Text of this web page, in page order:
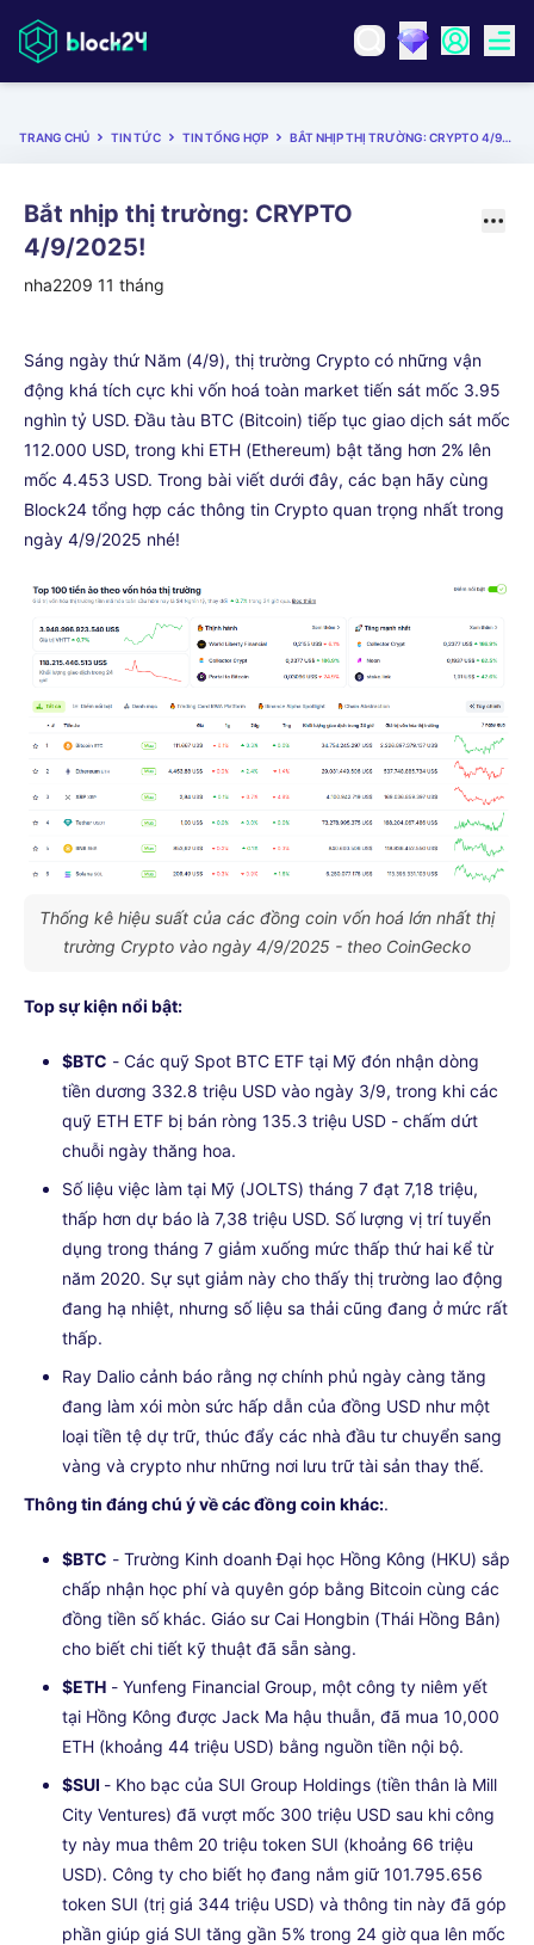
TRANG CHỦ TIN TỨC TIN TỔNG HỢP BẮT NHỊP THỊ TRƯỜNG: CRYPTO 4/9/2025!
Bắt nhịp thị trường: CRYPTO
4/9/2025!
nha2209 11 tháng
Sáng ngày thứ Năm (4/9), thị trường Crypto có những vận
động khá tích cực khi vốn hoá toàn market tiến sát mốc 3.95
nghìn tỷ USD. Đầu tàu BTC (Bitcoin) tiếp tục giao dịch sát mốc
112.000 USD, trong khi ETH (Ethereum) bật tăng hơn 2% lên
mốc 4.453 USD. Trong bài viết dưới đây, các bạn hãy cùng
Block24 tổng hợp các thông tin Crypto quan trọng nhất trong
ngày 4/9/2025 nhé!
Thống kê hiệu suất của các đồng coin vốn hoá lớn nhất thị
trường Crypto vào ngày 4/9/2025 - theo CoinGecko
Top sự kiện nổi bật:
$BTC - Các quỹ Spot BTC ETF tại Mỹ đón nhận dòng
tiền dương 332.8 triệu USD vào ngày 3/9, trong khi các
quỹ ETH ETF bị bán ròng 135.3 triệu USD - chấm dứt
chuỗi ngày thăng hoa.
Số liệu việc làm tại Mỹ (JOLTS) tháng 7 đạt 7,18 triệu,
thấp hơn dự báo là 7,38 triệu USD. Số lượng vị trí tuyển
dụng trong tháng 7 giảm xuống mức thấp thứ hai kể từ
năm 2020. Sự sụt giảm này cho thấy thị trường lao động
đang hạ nhiệt, nhưng số liệu sa thải cũng đang ở mức rất
thấp.
Ray Dalio cảnh báo rằng nợ chính phủ ngày càng tăng
đang làm xói mòn sức hấp dẫn của đồng USD như một
loại tiền tệ dự trữ, thúc đẩy các nhà đầu tư chuyển sang
vàng và crypto như những nơi lưu trữ tài sản thay thế.
Thông tin đáng chú ý về các đồng coin khác:.
$BTC - Trường Kinh doanh Đại học Hồng Kông (HKU) sắp
chấp nhận học phí và quyên góp bằng Bitcoin cùng các
đồng tiền số khác. Giáo sư Cai Hongbin (Thái Hồng Bân)
cho biết chi tiết kỹ thuật đã sẵn sàng.
$ETH - Yunfeng Financial Group, một công ty niêm yết
tại Hồng Kông được Jack Ma hậu thuẫn, đã mua 10,000
ETH (khoảng 44 triệu USD) bằng nguồn tiền nội bộ.
$SUI - Kho bạc của SUI Group Holdings (tiền thân là Mill
City Ventures) đã vượt mốc 300 triệu USD sau khi công
ty này mua thêm 20 triệu token SUI (khoảng 66 triệu
USD). Công ty cho biết họ đang nắm giữ 101.795.656
token SUI (trị giá 344 triệu USD) và thông tin này đã góp
phần giúp giá SUI tăng gần 5% trong 24 giờ qua lên mốc